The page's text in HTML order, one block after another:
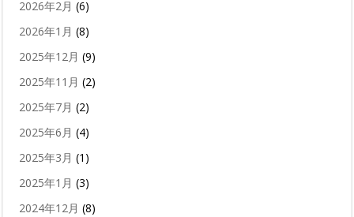
2026年2月 (6)
2026年1月 (8)
2025年12月 (9)
2025年11月 (2)
2025年7月 (2)
2025年6月 (4)
2025年3月 (1)
2025年1月 (3)
2024年12月 (8)